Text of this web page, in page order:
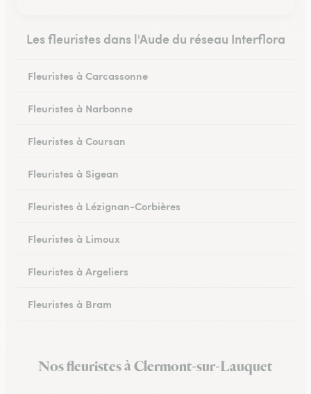
Les fleuristes dans l'Aude du réseau Interflora
Fleuristes à Carcassonne
Fleuristes à Narbonne
Fleuristes à Coursan
Fleuristes à Sigean
Fleuristes à Lézignan-Corbières
Fleuristes à Limoux
Fleuristes à Argeliers
Fleuristes à Bram
Fleuristes à Peyriac-Minervois
Nos fleuristes à Clermont-sur-Lauquet